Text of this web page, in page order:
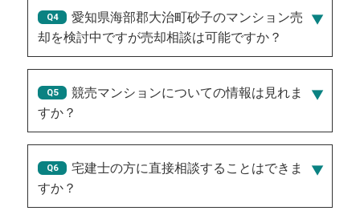
愛知県海部郡大治町砂子のマンション売
却を検討中ですが売却相談は可能ですか？
競売マンションについての情報は見れま
すか？
宅建士の方に直接相談することはできま
すか？